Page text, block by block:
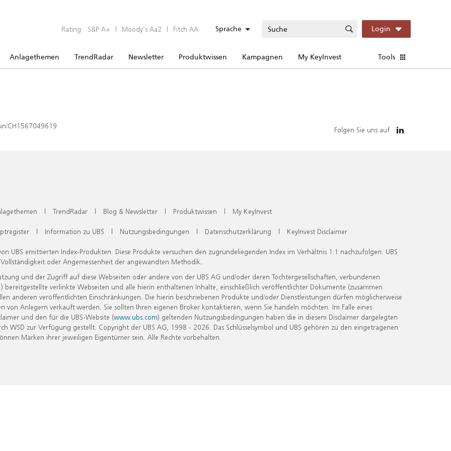
Rating: S&P A+ | Moody’s Aa2 | Fitch AA Sprache Login
Anlagethemen TrendRadar Newsletter Produktwissen Kampagnen My KeyInvest Tools
CH1567049619 Folgen Sie uns auf
| TrendRadar | Blog & Newsletter | Produktwissen | My KeyInvest
| Information zu UBS | Nutzungsbedingungen | Datenschutzerklärung | KeyInvest Disclaimer
UBS emittierten Index-Produkten. Diese Produkte versuchen den zugrundeliegenden Index im Verhältnis 1:1 nachzufolgen. UBS
oder Angemessenheit der angewandten Methodik.
und der Zugriff auf diese Webseiten oder andere von der UBS AG und/oder deren Tochtergesellschaften, verbundenen
verlinkte Webseiten und alle hierin enthaltenen Inhalte, einschließlich veröffentlichter Dokumente (zusammen
anderen veröffentlichten Einschränkungen. Die hierin beschriebenen Produkte und/oder Dienstleistungen dürfen möglicherweise
Anlegern verkauft werden. Sie sollten Ihren eigenen Broker kontaktieren, wenn Sie handeln möchten. Im Falle eines
und den für die UBS-Website (www.ubs.com) geltenden Nutzungsbedingungen haben die in diesem Disclaimer dargelegten
zur Verfügung gestellt. Copyright der UBS AG, 1998 - 2026. Das Schlüsselsymbol und UBS gehören zu den eingetragenen
Marken ihrer jeweiligen Eigentümer sein. Alle Rechte vorbehalten.